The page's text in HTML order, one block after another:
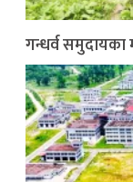
गन्धर्व समुदायका